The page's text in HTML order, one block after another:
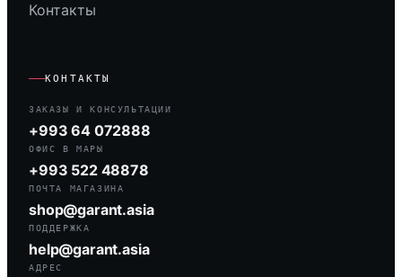
Контакты
КОНТАКТЫ
ЗАКАЗЫ И КОНСУЛЬТАЦИИ
+993 64 072888
ОФИС В МАРЫ
+993 522 48878
ПОЧТА МАГАЗИНА
shop@garant.asia
ПОДДЕРЖКА
help@garant.asia
АДРЕС